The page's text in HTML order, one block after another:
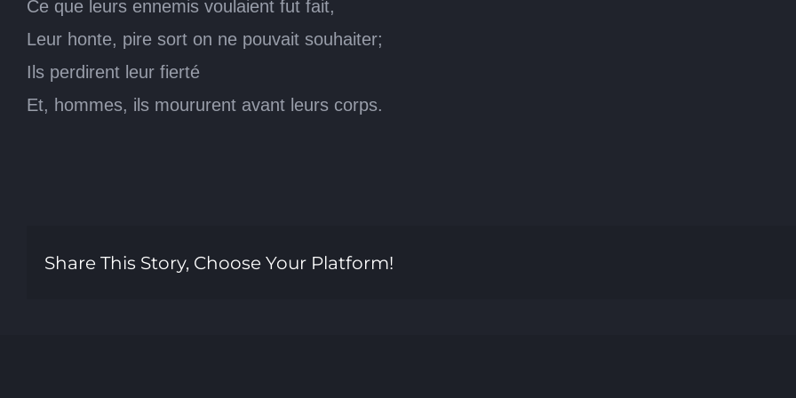
Ce que leurs ennemis voulaient fut fait,
Leur honte, pire sort on ne pouvait souhaiter;
Ils perdirent leur fierté
Et, hommes, ils moururent avant leurs corps.
Share This Story, Choose Your Platform!